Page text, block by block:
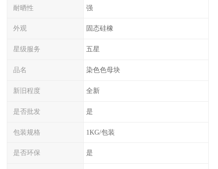
耐晒性 强
外观 固态硅橡
星级服务 五星
品名 染色色母块
新旧程度 全新
是否批发 是
包装规格 1KG/包装
是否环保 是